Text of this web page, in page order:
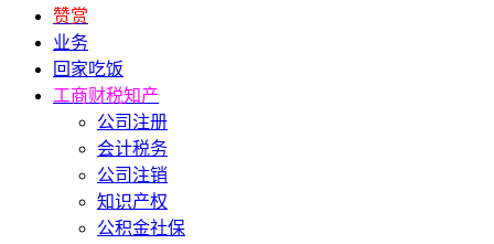
赞赏
业务
回家吃饭
工商财税知产
公司注册
会计税务
公司注销
知识产权
公积金社保